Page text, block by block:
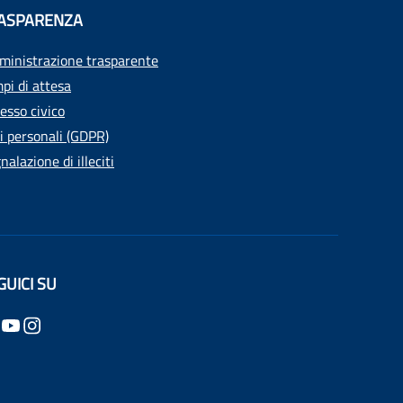
trasparente
di attesa
civico
personali (GDPR)
di illeciti
SU